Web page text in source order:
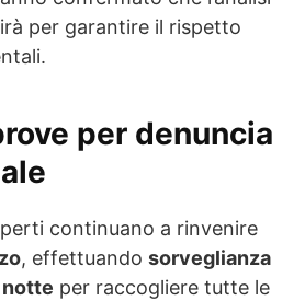
per garantire il rispetto
per denuncia
continuano a rinvenire
, effettuando sorveglianza
per raccogliere tutte le